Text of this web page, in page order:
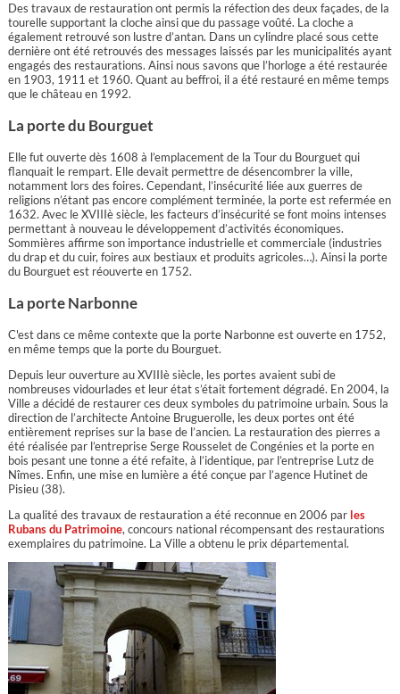
Des travaux de restauration ont permis la réfection des deux façades, de la
tourelle supportant la cloche ainsi que du passage voûté. La cloche a
également retrouvé son lustre d’antan. Dans un cylindre placé sous cette
dernière ont été retrouvés des messages laissés par les municipalités ayant
engagés des restaurations. Ainsi nous savons que l’horloge a été restaurée
en 1903, 1911 et 1960. Quant au beffroi, il a été restauré en même temps
que le château en 1992.
La porte du Bourguet
Elle fut ouverte dès 1608 à l’emplacement de la Tour du Bourguet qui
flanquait le rempart. Elle devait permettre de désencombrer la ville,
notamment lors des foires. Cependant, l’insécurité liée aux guerres de
religions n’étant pas encore complément terminée, la porte est refermée en
1632. Avec le XVIIIè siècle, les facteurs d’insécurité se font moins intenses
permettant à nouveau le développement d’activités économiques.
Sommières affirme son importance industrielle et commerciale (industries
du drap et du cuir, foires aux bestiaux et produits agricoles…). Ainsi la porte
du Bourguet est réouverte en 1752.
La porte Narbonne
C'est dans ce même contexte que la porte Narbonne est ouverte en 1752,
en même temps que la porte du Bourguet.
Depuis leur ouverture au XVIIIè siècle, les portes avaient subi de
nombreuses vidourlades et leur état s’était fortement dégradé. En 2004, la
Ville a décidé de restaurer ces deux symboles du patrimoine urbain. Sous la
direction de l’architecte Antoine Bruguerolle, les deux portes ont été
entièrement reprises sur la base de l’ancien. La restauration des pierres a
été réalisée par l’entreprise Serge Rousselet de Congénies et la porte en
bois pesant une tonne a été refaite, à l’identique, par l’entreprise Lutz de
Nîmes. Enfin, une mise en lumière a été conçue par l’agence Hutinet de
Pisieu (38).
La qualité des travaux de restauration a été reconnue en 2006 par les
Rubans du Patrimoine, concours national récompensant des restaurations
exemplaires du patrimoine. La Ville a obtenu le prix départemental.